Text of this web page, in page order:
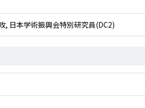
, 日本学術振興会特別研究員(DC2)